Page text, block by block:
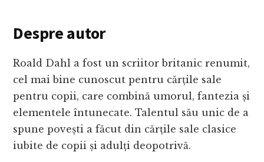
Despre autor
Roald Dahl a fost un scriitor britanic renumit,
cel mai bine cunoscut pentru cărțile sale
pentru copii, care combină umorul, fantezia și
elementele întunecate. Talentul său unic de a
spune povești a făcut din cărțile sale clasice
iubite de copii și adulți deopotrivă.